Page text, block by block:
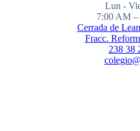
Lun -
7:00 AM
Cerrada de
Fracc.
238 38